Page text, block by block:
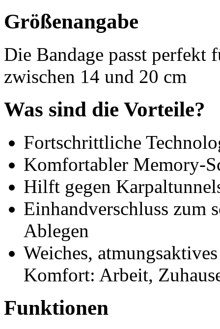
Größenangabe
Die Bandage passt perfekt
zwischen 14 und 20 cm
Was sind die Vorteile?
Fortschrittliche
Komfortabler Memory-
Hilft gegen
Einhandverschluss zum
Ablegen
Weiches,
Komfort: Arbeit,
Funktionen